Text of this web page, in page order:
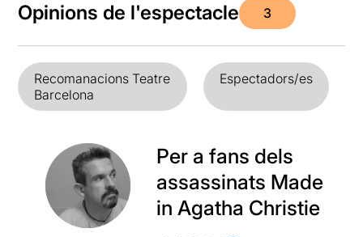
Opinions de l'espectacle 3
Recomanacions Teatre
Barcelona
Espectadors/es
Per a fans dels
assassinats Made
in Agatha Christie